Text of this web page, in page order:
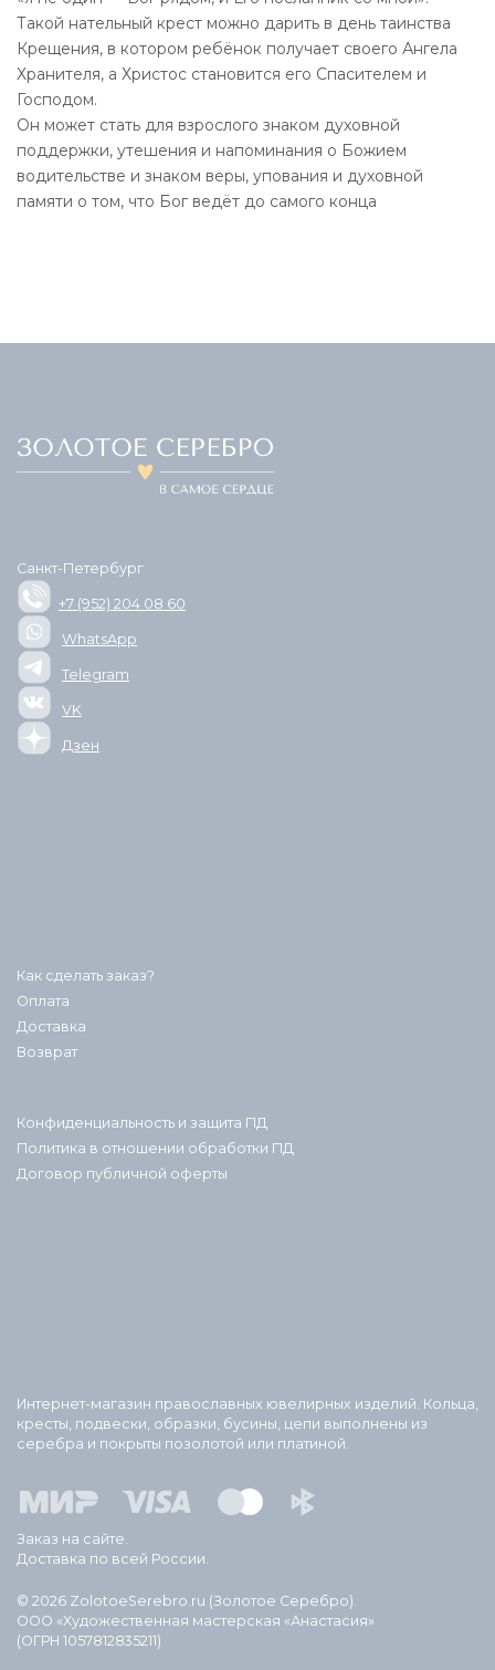
Такой нательный крест можно дарить в день таинства
Крещения, в котором ребёнок получает своего Ангела
Хранителя, а Христос становится его Спасителем и
Господом.
Он может стать для взрослого знаком духовной
поддержки, утешения и напоминания о Божием
водительстве и знаком веры, упования и духовной
памяти о том, что Бог ведёт до самого конца
Санкт-Петербург
+7 (952) 204 08 60
WhatsApp
Telegram
VK
Дзен
Как сделать заказ?
Оплата
Доставка
Возврат
Конфиденциальность и защита ПД
Политика в отношении обработки ПД
Договор публичной оферты
Интернет-магазин православных ювелирных изделий. Кольца,
кресты, подвески, образки, бусины, цепи выполнены из
серебра и покрыты позолотой или платиной.
Заказ на сайте.
Доставка по всей России.
© 2026 ZolotoeSerebro.ru (Золотое Серебро).
ООО «Художественная мастерская «Анастасия»
(ОГРН 1057812835211)